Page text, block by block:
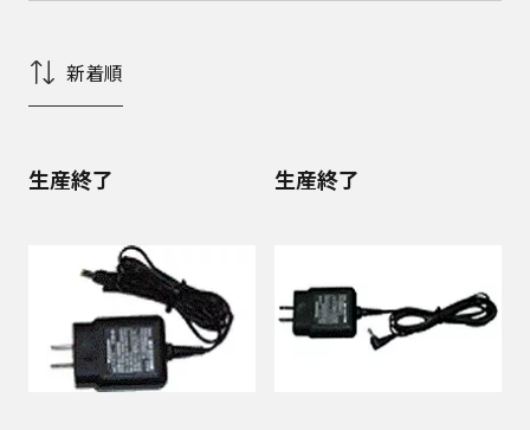
新着順
生産終了 生産終了